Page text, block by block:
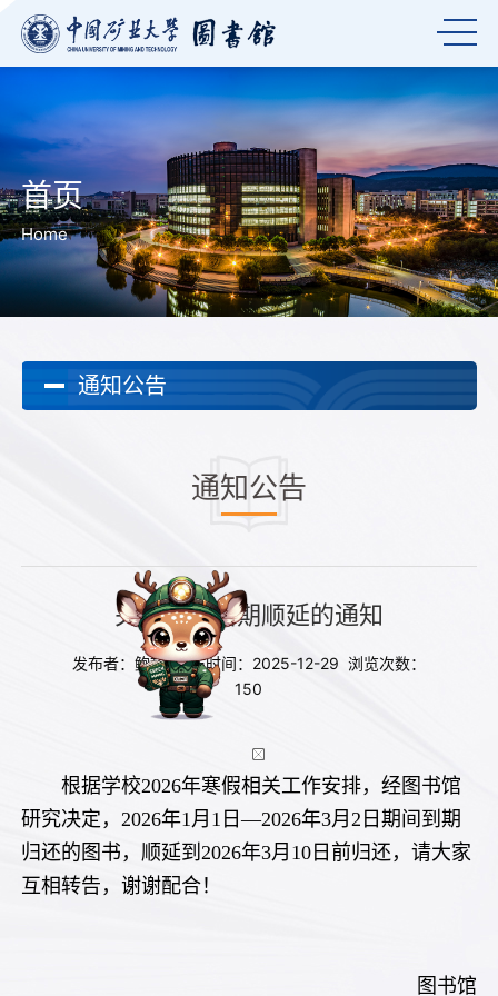
首页
Home
通知公告
通知公告
关于图书借期顺延的通知
发布者：鲍劼 发布时间：2025-12-29 浏览次数：
150
根据学校2026年寒假相关工作安排，经图书馆
研究决定，2026年1月1日—2026年3月2日期间到期
归还的图书，顺延到2026年3月10日前归还，请大家
互相转告，谢谢配合！
图书馆